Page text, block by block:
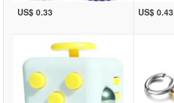
US$ 0.33 US$ 0.43